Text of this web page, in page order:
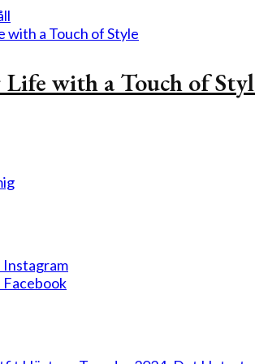
with a Touch of
Instagram